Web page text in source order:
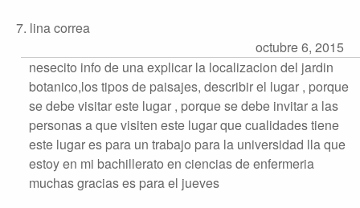
7. lina correa
octubre 6, 2015
nesecito info de una explicar la localizacion del jardin
botanico,los tipos de paisajes, describir el lugar , porque
se debe visitar este lugar , porque se debe invitar a las
personas a que visiten este lugar que cualidades tiene
este lugar es para un trabajo para la universidad lla que
estoy en mi bachillerato en ciencias de enfermeria
muchas gracias es para el jueves